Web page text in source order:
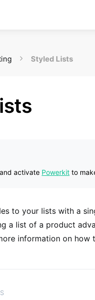
Styled Lists
activate Powerkit to
to your lists with a
a list of a product
information on how